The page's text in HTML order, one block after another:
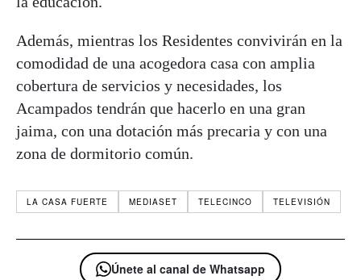
Además, mientras los Residentes convivirán en la
comodidad de una acogedora casa con amplia
cobertura de servicios y necesidades, los
Acampados tendrán que hacerlo en una gran
jaima, con una dotación más precaria y con una
zona de dormitorio común.
LA CASA FUERTE MEDIASET TELECINCO TELEVISIÓN
Únete al canal de Whatsapp